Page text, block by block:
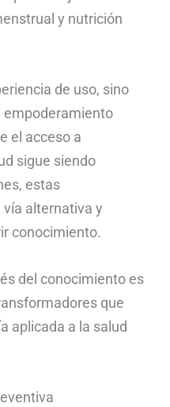
y nutrición
de uso, sino
empoderamiento
el acceso a
sigue siendo
estas
alternativa y
conocimiento.
del conocimiento es
que
aplicada a la salud